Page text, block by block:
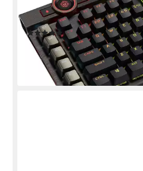
K100 CORSAIR OPX Gaming-
Tastatur
(29)
ab 243,43 € UVP 269,99 €
-10%
leider ausverkauft